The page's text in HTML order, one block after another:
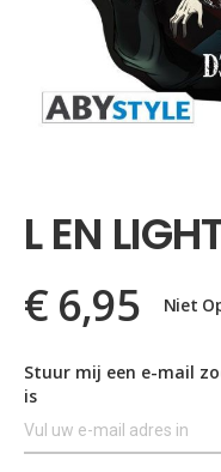
begin
van
afbeeldingen-
gallerij
L EN
€ 6,95 Niet
Stuur mij een e-mail
is